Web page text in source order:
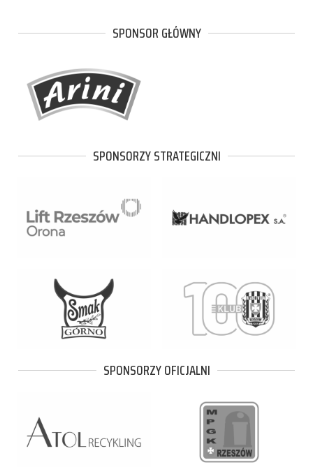
SPONSOR GŁÓWNY
SPONSORZY STRATEGICZNI
SPONSORZY OFICJALNI